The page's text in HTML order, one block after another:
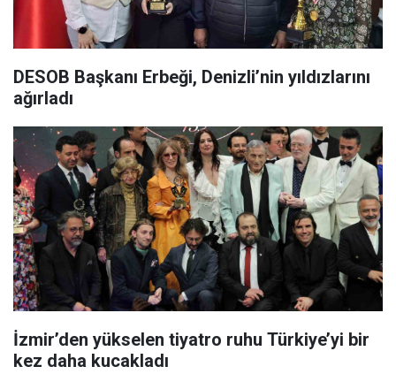
DESOB Başkanı Erbeği, Denizli’nin yıldızlarını
ağırladı
İzmir’den yükselen tiyatro ruhu Türkiye’yi bir
kez daha kucakladı